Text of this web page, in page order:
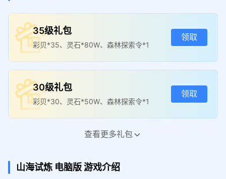
35级礼包
彩贝*35、灵石*80W、森林探索令*1
领取
30级礼包
彩贝*30、灵石*50W、森林探索令*1
领取
彩贝*40、灵石*100W、组队副本令*1
查看更多礼包
山海试炼 电脑版游戏介绍